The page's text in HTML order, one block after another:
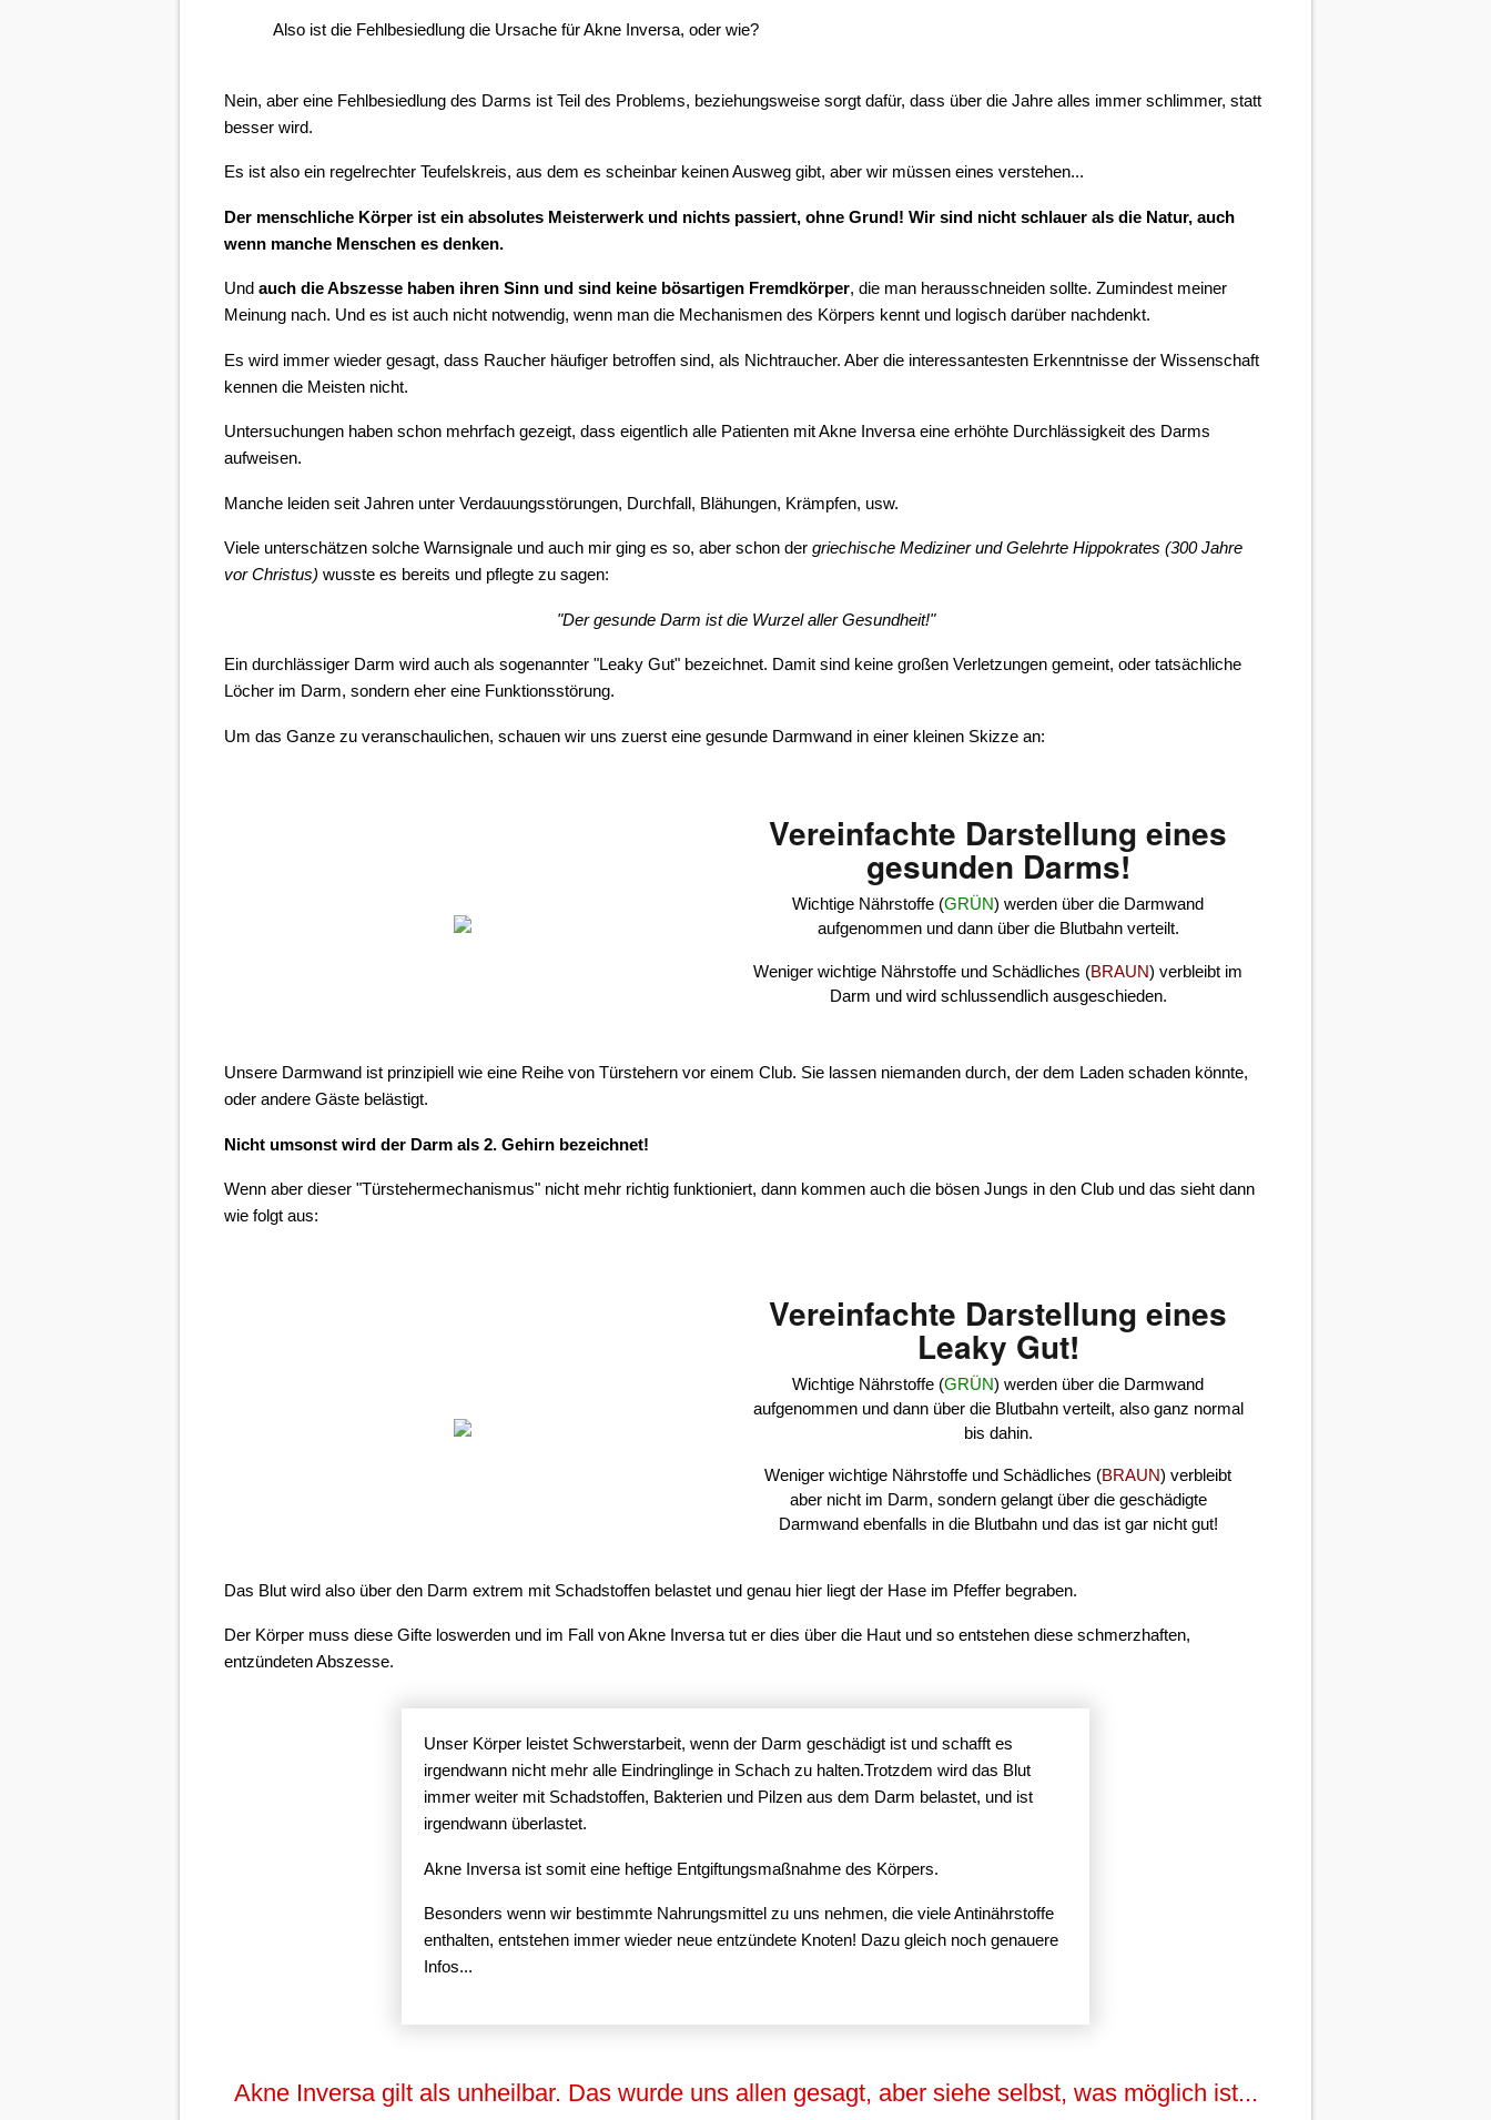
Also ist die Fehlbesiedlung die Ursache für Akne Inversa, oder wie?
Nein, aber eine Fehlbesiedlung des Darms ist Teil des Problems, beziehungsweise sorgt dafür, dass über die Jahre alles immer schlimmer, statt
besser wird.
Es ist also ein regelrechter Teufelskreis, aus dem es scheinbar keinen Ausweg gibt, aber wir müssen eines verstehen...
Der menschliche Körper ist ein absolutes Meisterwerk und nichts passiert, ohne Grund! Wir sind nicht schlauer als die Natur, auch
wenn manche Menschen es denken.
Und auch die Abszesse haben ihren Sinn und sind keine bösartigen Fremdkörper, die man herausschneiden sollte. Zumindest meiner
Meinung nach. Und es ist auch nicht notwendig, wenn man die Mechanismen des Körpers kennt und logisch darüber nachdenkt.
Es wird immer wieder gesagt, dass Raucher häufiger betroffen sind, als Nichtraucher. Aber die interessantesten Erkenntnisse der Wissenschaft
kennen die Meisten nicht.
Untersuchungen haben schon mehrfach gezeigt, dass eigentlich alle Patienten mit Akne Inversa eine erhöhte Durchlässigkeit des Darms
aufweisen.
Manche leiden seit Jahren unter Verdauungsstörungen, Durchfall, Blähungen, Krämpfen, usw.
Viele unterschätzen solche Warnsignale und auch mir ging es so, aber schon der griechische Mediziner und Gelehrte Hippokrates (300 Jahre
vor Christus) wusste es bereits und pflegte zu sagen:
"Der gesunde Darm ist die Wurzel aller Gesundheit!"
Ein durchlässiger Darm wird auch als sogenannter "Leaky Gut" bezeichnet. Damit sind keine großen Verletzungen gemeint, oder tatsächliche
Löcher im Darm, sondern eher eine Funktionsstörung.
Um das Ganze zu veranschaulichen, schauen wir uns zuerst eine gesunde Darmwand in einer kleinen Skizze an:
Vereinfachte Darstellung eines
gesunden Darms!
Wichtige Nährstoffe (GRÜN) werden über die Darmwand
aufgenommen und dann über die Blutbahn verteilt.
Weniger wichtige Nährstoffe und Schädliches (BRAUN) verbleibt im
Darm und wird schlussendlich ausgeschieden.
Unsere Darmwand ist prinzipiell wie eine Reihe von Türstehern vor einem Club. Sie lassen niemanden durch, der dem Laden schaden könnte,
oder andere Gäste belästigt.
Nicht umsonst wird der Darm als 2. Gehirn bezeichnet!
Wenn aber dieser "Türstehermechanismus" nicht mehr richtig funktioniert, dann kommen auch die bösen Jungs in den Club und das sieht dann
wie folgt aus:
Vereinfachte Darstellung eines
Leaky Gut!
Wichtige Nährstoffe (GRÜN) werden über die Darmwand
aufgenommen und dann über die Blutbahn verteilt, also ganz normal
bis dahin.
Weniger wichtige Nährstoffe und Schädliches (BRAUN) verbleibt
aber nicht im Darm, sondern gelangt über die geschädigte
Darmwand ebenfalls in die Blutbahn und das ist gar nicht gut!
Das Blut wird also über den Darm extrem mit Schadstoffen belastet und genau hier liegt der Hase im Pfeffer begraben.
Der Körper muss diese Gifte loswerden und im Fall von Akne Inversa tut er dies über die Haut und so entstehen diese schmerzhaften,
entzündeten Abszesse.
Unser Körper leistet Schwerstarbeit, wenn der Darm geschädigt ist und schafft es
irgendwann nicht mehr alle Eindringlinge in Schach zu halten.Trotzdem wird das Blut
immer weiter mit Schadstoffen, Bakterien und Pilzen aus dem Darm belastet, und ist
irgendwann überlastet.
Akne Inversa ist somit eine heftige Entgiftungsmaßnahme des Körpers.
Besonders wenn wir bestimmte Nahrungsmittel zu uns nehmen, die viele Antinährstoffe
enthalten, entstehen immer wieder neue entzündete Knoten! Dazu gleich noch genauere
Infos...
Akne Inversa gilt als unheilbar. Das wurde uns allen gesagt, aber siehe selbst, was möglich ist...